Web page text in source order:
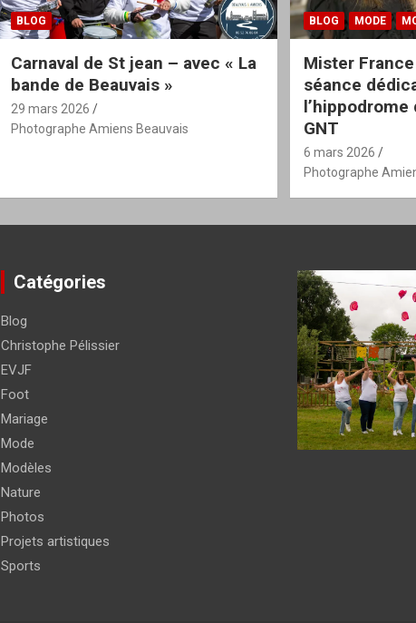
BLOG
Carnaval de St jean – avec « La
bande de Beauvais »
29 mars 2026
Photographe Amiens Beauvais
BLOG MODE
Mister
séance
l’hippodrome
GNT
6 mars 2026
Photographe
Catégories
Blog
Christophe Pélissier
EVJF
Foot
Mariage
Mode
Modèles
Nature
Photos
Projets artistiques
Sports